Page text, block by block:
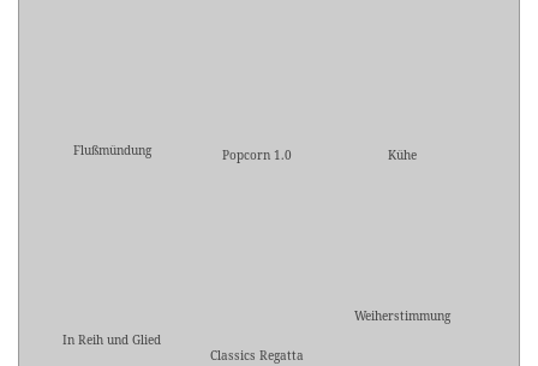
Flußmündung Popcorn 1.0 Kühe
In Reih und Glied
Classics Regatta
Weiherstimmung